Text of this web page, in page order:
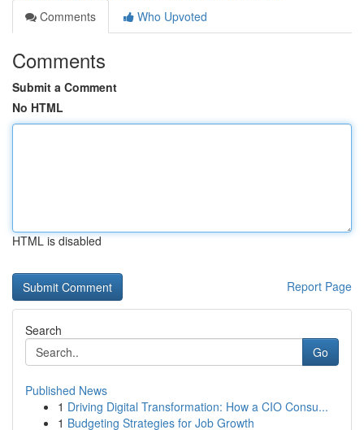
Comments
Who Upvoted
Comments
Submit a Comment
No HTML
HTML is disabled
Report Page
Search
Go
Published News
1 Driving Digital Transformation: How a CIO Consu...
1 Budgeting Strategies for Job Growth